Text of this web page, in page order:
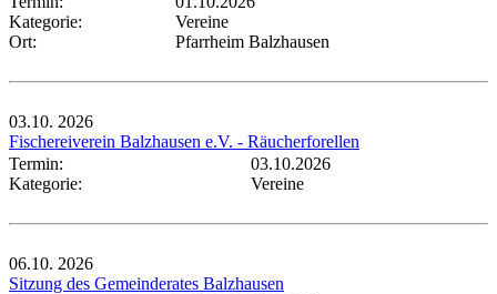
Kategorie:
Vereine
Ort:
Pfarrheim Balzhausen
03.10. 2026
Fischereiverein Balzhausen e.V. - Räucherforellen
Termin:
03.10.2026
Kategorie:
Vereine
06.10. 2026
Sitzung des Gemeinderates Balzhausen